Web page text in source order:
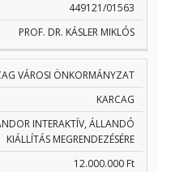
449121/01563
PROF. DR. KÁSLER MIKLÓS
VÁROSI ÖNKORMÁNYZAT
KARCAG
INTERAKTÍV, ÁLLANDÓ
KIÁLLÍTÁS MEGRENDEZÉSÉRE
12.000.000 Ft